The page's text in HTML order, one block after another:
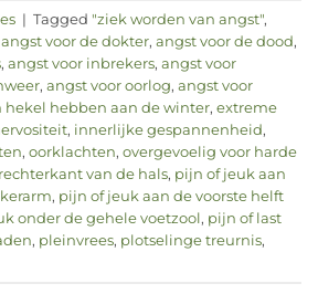
| Tagged "ziek worden van angst",
angst voor de dokter, angst voor de dood,
, angst voor inbrekers, angst voor
, angst voor oorlog, angst voor
hekel hebben aan de winter, extreme
, innerlijke gespannenheid,
, oorklachten, overgevoelig voor harde
van de hals, pijn of jeuk aan
, pijn of jeuk aan de voorste helft
onder de gehele voetzool, pijn of last
, pleinvrees, plotselinge treurnis,